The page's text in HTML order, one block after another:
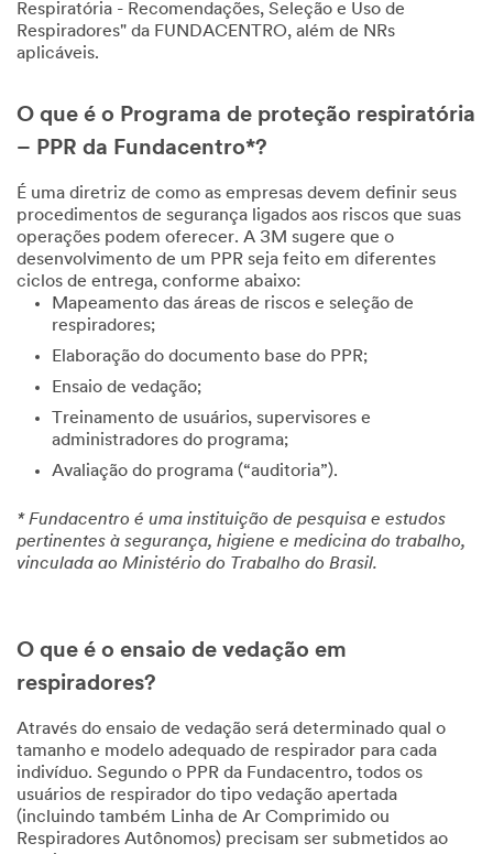
Respiratória - Recomendações, Seleção e Uso de
Respiradores" da FUNDACENTRO, além de NRs
aplicáveis.
O que é o Programa de proteção respiratória
– PPR da Fundacentro*?
É uma diretriz de como as empresas devem definir seus
procedimentos de segurança ligados aos riscos que suas
operações podem oferecer. A 3M sugere que o
desenvolvimento de um PPR seja feito em diferentes
ciclos de entrega, conforme abaixo:
Mapeamento das áreas de riscos e seleção de
respiradores;
Elaboração do documento base do PPR;
Ensaio de vedação;
Treinamento de usuários, supervisores e
administradores do programa;
Avaliação do programa (“auditoria”).
* Fundacentro é uma instituição de pesquisa e estudos
pertinentes à segurança, higiene e medicina do trabalho,
vinculada ao Ministério do Trabalho do Brasil.
O que é o ensaio de vedação em
respiradores?
Através do ensaio de vedação será determinado qual o
tamanho e modelo adequado de respirador para cada
indivíduo. Segundo o PPR da Fundacentro, todos os
usuários de respirador do tipo vedação apertada
(incluindo também Linha de Ar Comprimido ou
Respiradores Autônomos) precisam ser submetidos ao